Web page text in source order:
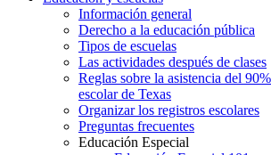
Información general
Derecho a la educación pública
Tipos de escuelas
Las actividades después de clases
Reglas sobre la asistencia del
escolar de Texas
Organizar los registros escolares
Preguntas frecuentes
Educación Especial